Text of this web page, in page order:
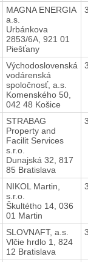
MAGNA ENERGIA
a.s.
Urbánkova
2853/6A, 921 01
Piešťany
Východoslovenská
vodárenská
spoločnosť, a.s.
Komenského 50,
042 48 Košice
STRABAG
Property and
Facilit Services
s.r.o.
Dunajská 32, 817
85 Bratislava
NIKOL Martin,
s.r.o.
Škultétho 14, 036
01 Martin
SLOVNAFT, a.s.
Vlčie hrdlo 1, 824
12 Bratislava